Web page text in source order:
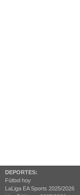
DEPORTES:
Fútbol hoy
LaLiga EA Sports 2025/2026